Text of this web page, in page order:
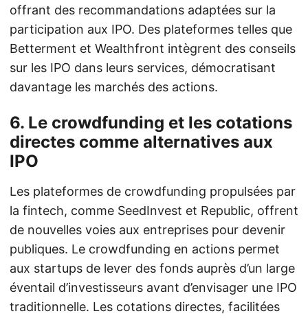
offrant des recommandations adaptées sur la
participation aux IPO. Des plateformes telles que
Betterment et Wealthfront intègrent des conseils
sur les IPO dans leurs services, démocratisant
davantage les marchés des actions.
6. Le crowdfunding et les cotations
directes comme alternatives aux
IPO
Les plateformes de crowdfunding propulsées par
la fintech, comme SeedInvest et Republic, offrent
de nouvelles voies aux entreprises pour devenir
publiques. Le crowdfunding en actions permet
aux startups de lever des fonds auprès d’un large
éventail d’investisseurs avant d’envisager une IPO
traditionnelle. Les cotations directes, facilitées